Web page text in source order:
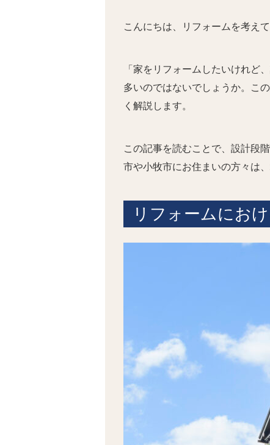
こんにちは、リフォームを考えて
「家をリフォームしたいけれど
多いのではないでしょうか。こ
く解説します。
この記事を読むことで、設計段
市や小牧市にお住まいの方々は
リフォームにお